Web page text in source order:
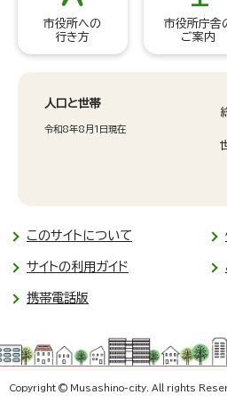
市役所への
行き方
市役所庁舎
ご案内
人口と世帯
令和8年8月1日現在
このサイトについて
サイトの利用ガイド
携帯電話版
Copyright © Musashino-city. All rights